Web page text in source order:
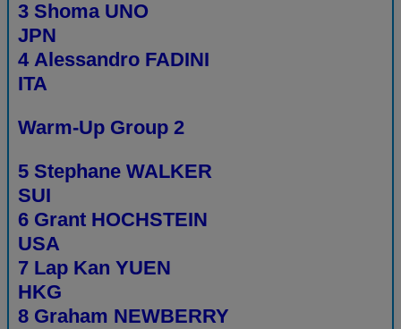
3 Shoma UNO
JPN
4 Alessandro FADINI
ITA
Warm-Up Group 2
5 Stephane WALKER
SUI
6 Grant HOCHSTEIN
USA
7 Lap Kan YUEN
HKG
8 Graham NEWBERRY